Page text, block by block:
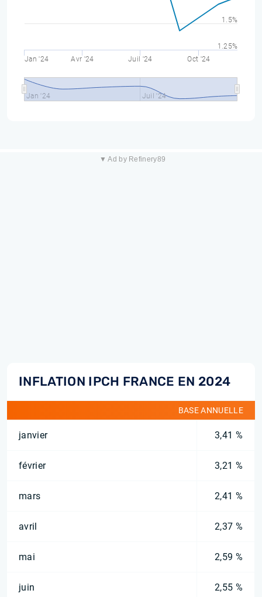
Jan '24 Avr '24 Juil '24 Oct '24
Jan '24 Juil '24
1.25%
1.5%
▼ Ad by Refinery89
INFLATION IPCH FRANCE EN 2024
BASE ANNUELLE
janvier 3,41 %
février 3,21 %
mars 2,41 %
avril 2,37 %
mai 2,59 %
juin 2,55 %